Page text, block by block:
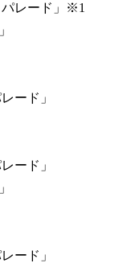
レード」※1
ード」
ード」
ード」